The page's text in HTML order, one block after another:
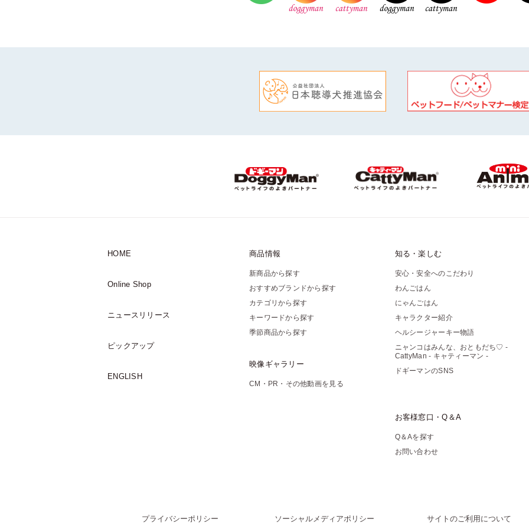
HOME 商品情報
新商品から探す
おすすめブランドから探す
カテゴリから探す
キーワードから探す
季節商品から探す
映像ギャラリー
CM・PR・その他動画を見る
知る・楽しむ
安心・安全へのこだわり
わんごはん
にゃんごはん
キャラクター紹介
ヘルシージャーキー物語
ニャンコはみんな、おともだち♡ -
CattyMan - キャティーマン -
ドギーマンのSNS
お客様窓口・Q＆A
Q＆Aを探す
お問い合わせ
Online Shop
ニュースリリース
ピックアップ
ENGLISH
プライバシーポリシー ソーシャルメディアポリシー サイトのご利用について